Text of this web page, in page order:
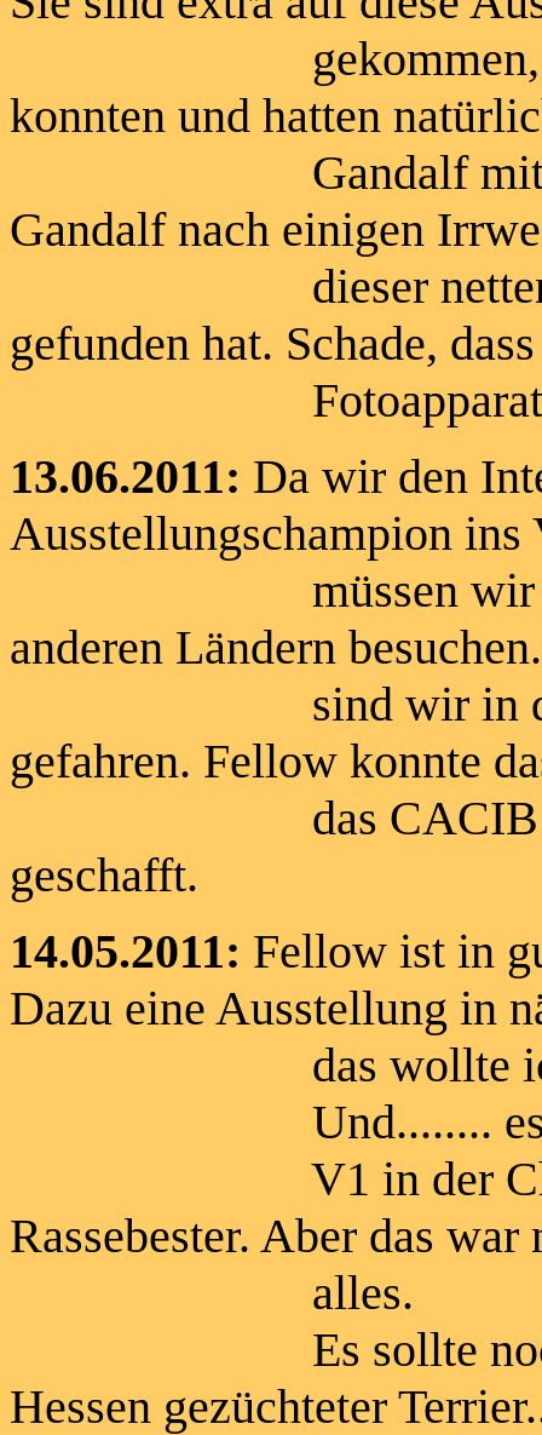
gekommen, damit
konnten und hatten
Gandalf
Gandalf nach einigen
dieser netten
gefunden hat. Schade,
Fotoapparat
13.06.2011: Da wir den
Ausstellungschampion
müssen wir
anderen Ländern
sind wir in die
gefahren. Fellow konnte
das CACIB
geschafft.
14.05.2011: Fellow ist in
Dazu eine Ausstellung in
das wollte ich mir
Und........ es lief
V1 in der
Rassebester. Aber das
alles.
Es sollte noch
Hessen gezüchteter